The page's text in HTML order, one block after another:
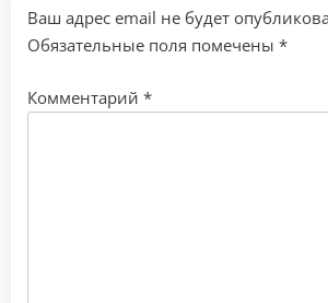
Ваш адрес email не будет
Обязательные поля помечены *
Комментарий *